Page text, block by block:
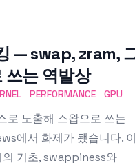
— swap, zram,
쓰는 역발상
PERFORMANCE GPU
로 노출해 스왑으로 쓰는
에서 화제가 됐습니다.
의 기초, swappiness와